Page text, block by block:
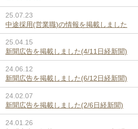
25.07.23
中途採用(営業職)の情報を掲載しました
25.04.15
新聞広告を掲載しました(4/11日経新聞)
24.06.12
新聞広告を掲載しました(6/12日経新聞)
24.02.07
新聞広告を掲載しました(2/6日経新聞)
24.01.26